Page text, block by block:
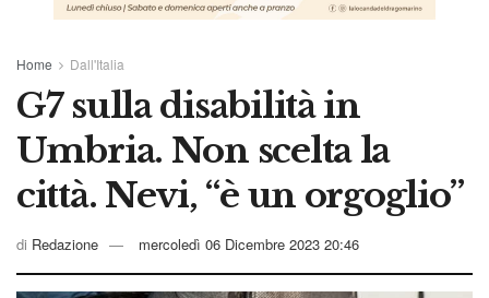
Home Dall'Italia
G7 sulla disabilità in
Umbria. Non scelta la
città. Nevi, “è un orgoglio”
di Redazione mercoledì 06 Dicembre 2023 20:46